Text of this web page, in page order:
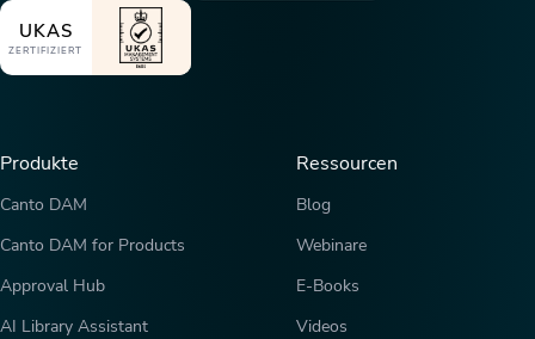
UKAS
ZERTIFIZIERT
Produkte
Canto DAM
Canto DAM for Products
Approval Hub
AI Library Assistant
Ressourcen
Blog
Webinare
E-Books
Videos